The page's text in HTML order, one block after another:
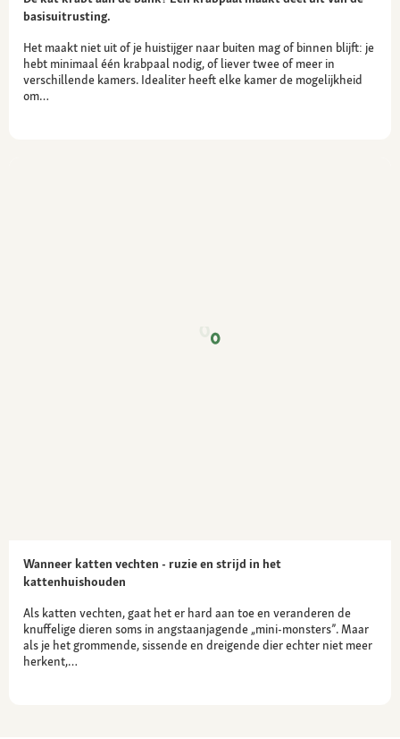
basisuitrusting.
Het maakt niet uit of je huistijger naar buiten mag of binnen blijft: je
hebt minimaal één krabpaal nodig, of liever twee of meer in
verschillende kamers. Idealiter heeft elke kamer de mogelijkheid
om…
Wanneer katten vechten - ruzie en strijd in het
kattenhuishouden
Als katten vechten, gaat het er hard aan toe en veranderen de
knuffelige dieren soms in angstaanjagende „mini-monsters”. Maar
als je het grommende, sissende en dreigende dier echter niet meer
herkent,…